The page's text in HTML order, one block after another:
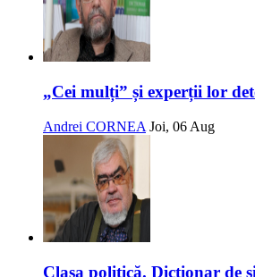
„Cei mulți” și experții lor
Andrei CORNEA Joi, 06 Aug
Clasa politică. Dicționar de